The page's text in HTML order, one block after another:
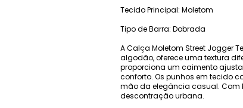
Tecido Principal: Moletom
Tipo de Barra: Dobrada
A Calça Moletom Street Jogger
algodão, oferece uma textura
proporciona um caimento
conforto. Os punhos em tecido
mão da elegância casual. Com
descontração urbana.